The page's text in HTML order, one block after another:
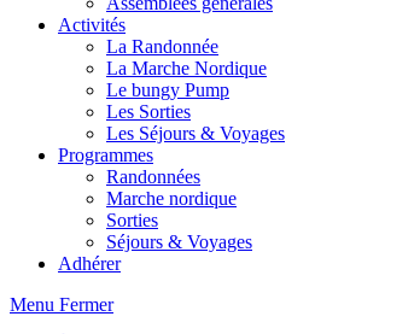
Activités
La Randonnée
La Marche Nordique
Le bungy Pump
Les Sorties
Les Séjours & Voyages
Programmes
Randonnées
Marche nordique
Sorties
Séjours & Voyages
Adhérer
Menu Fermer